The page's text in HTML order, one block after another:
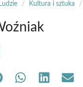
Ludzie / Kultura i sztuka /
Share Share Share